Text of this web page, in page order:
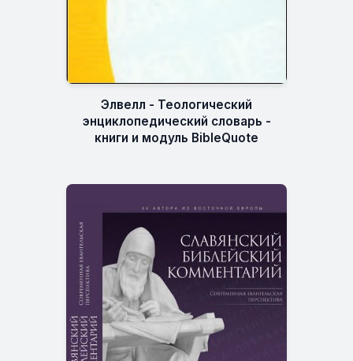
Элвелл - Теологический
энциклопедический словарь -
книги и модуль BibleQuote